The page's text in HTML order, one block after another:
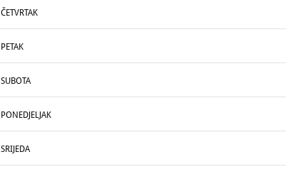
ČETVRTAK
PETAK
SUBOTA
PONEDJELJAK
SRIJEDA